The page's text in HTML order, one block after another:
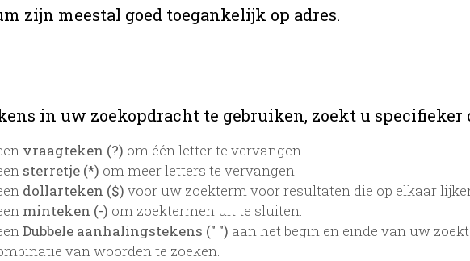
zijn meestal goed toegankelijk op adres.
in uw zoekopdracht te gebruiken, zoekt u specifieker
vraagteken (?) om één letter te vervangen.
sterretje (*) om meer letters te vervangen.
dollarteken ($) voor uw zoekterm voor resultaten die op elkaar
minteken (-) om zoektermen uit te sluiten.
Dubbele aanhalingstekens (" ") aan het begin en einde van uw
van woorden te zoeken.